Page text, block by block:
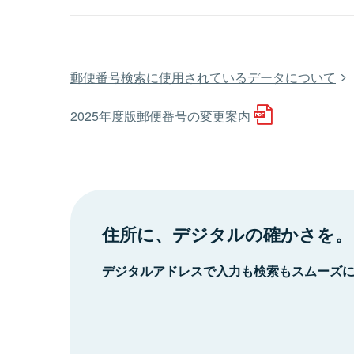
郵便番号検索に使用されているデータについて
2025年度版郵便番号の変更案内
住所に、デジタルの確かさを。
デジタルアドレスで入力も検索もスムーズ